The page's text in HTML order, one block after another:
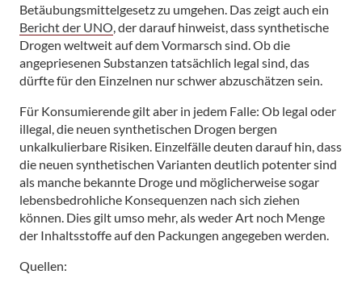
Betäubungsmittelgesetz zu umgehen. Das zeigt auch ein
Bericht der UNO, der darauf hinweist, dass synthetische
Drogen weltweit auf dem Vormarsch sind. Ob die
angepriesenen Substanzen tatsächlich legal sind, das
dürfte für den Einzelnen nur schwer abzuschätzen sein.
Für Konsumierende gilt aber in jedem Falle: Ob legal oder
illegal, die neuen synthetischen Drogen bergen
unkalkulierbare Risiken. Einzelfälle deuten darauf hin, dass
die neuen synthetischen Varianten deutlich potenter sind
als manche bekannte Droge und möglicherweise sogar
lebensbedrohliche Konsequenzen nach sich ziehen
können. Dies gilt umso mehr, als weder Art noch Menge
der Inhaltsstoffe auf den Packungen angegeben werden.
Quellen: